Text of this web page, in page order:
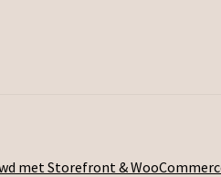
met Storefront &